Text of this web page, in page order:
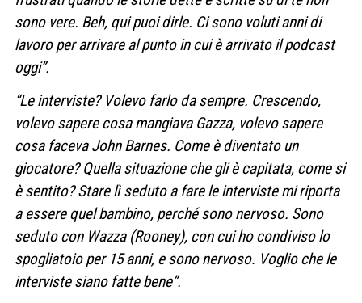
sono vere. Beh, qui puoi dirle. Ci sono voluti anni di
lavoro per arrivare al punto in cui è arrivato il podcast
oggi”.
“Le interviste? Volevo farlo da sempre. Crescendo,
volevo sapere cosa mangiava Gazza, volevo sapere
cosa faceva John Barnes. Come è diventato un
giocatore? Quella situazione che gli è capitata, come si
è sentito? Stare lì seduto a fare le interviste mi riporta
a essere quel bambino, perché sono nervoso. Sono
seduto con Wazza (Rooney), con cui ho condiviso lo
spogliatoio per 15 anni, e sono nervoso. Voglio che le
interviste siano fatte bene”.